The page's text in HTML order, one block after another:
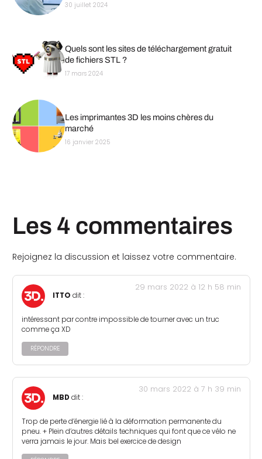
30 juillet 2024
Quels sont les sites de téléchargement gratuit
de fichiers STL ?
17 mars 2024
Les imprimantes 3D les moins chères du
marché
16 janvier 2025
Les 4 commentaires
Rejoignez la discussion et laissez votre commentaire.
ITTO dit :
29 mars 2022 à 12 h 58 min
intéressant par contre impossible de tourner avec un truc
comme ça XD
RÉPONDRE
MBD dit :
30 mars 2022 à 7 h 39 min
Trop de perte d’énergie lié à la déformation permanente du
pneu. + Plein d’autres détails techniques qui font que ce vélo ne
verra jamais le jour. Mais bel exercice de design